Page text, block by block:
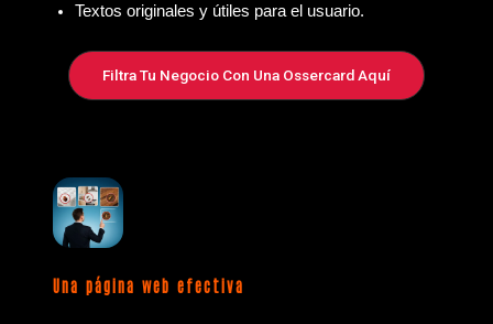
Textos originales y útiles para el usuario.
Filtra Tu Negocio Con Una Ossercard Aquí
Una página web efectiva